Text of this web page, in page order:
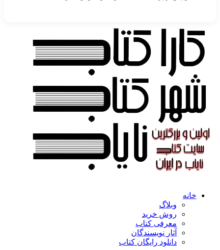
خانه
وبلاگ
روش خرید
معرفی کتاب
آثار نویسندگان
دانلود رایگان کتاب